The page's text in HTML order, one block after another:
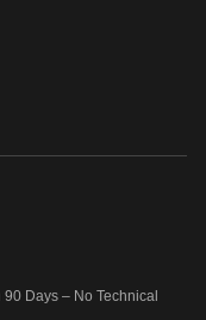
Days – No Technical